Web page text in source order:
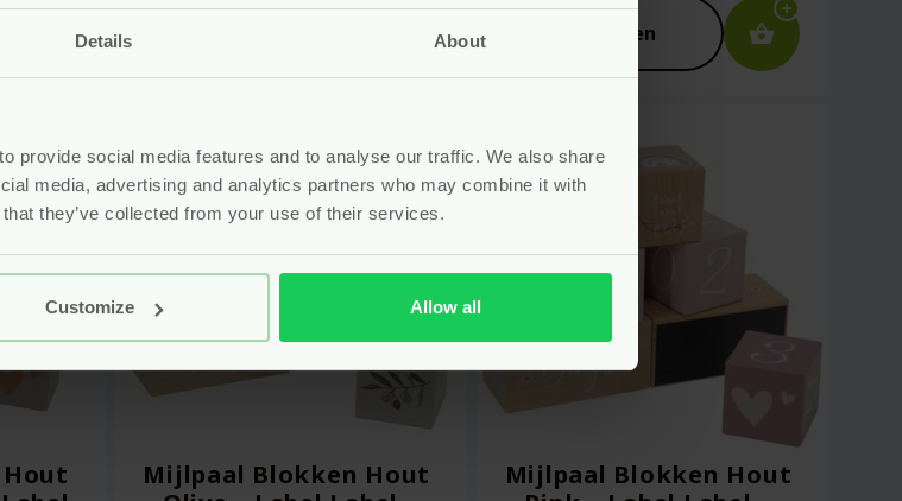
Details About
provide social media features and to analyse our traffic. We also share
media, advertising and analytics partners who may combine it with
they’ve collected from your use of their services.
Customize Allow all
Bekijken
Mijlpaal Blokken Hout
Mijlpaal Blokken Hout